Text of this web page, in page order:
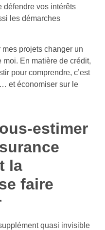
vos intérêts
les démarches
projets changer un
En matière de crédit,
pour comprendre, c’est
et économiser sur le
estimer
la
faire
quasi invisible